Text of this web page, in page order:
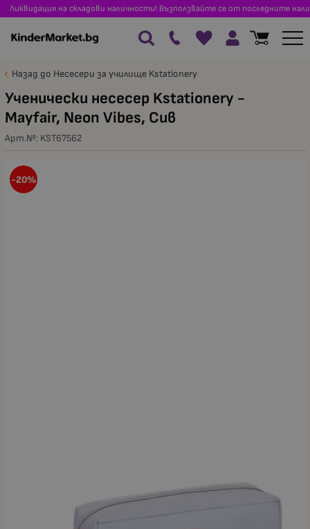
Ликвидация на складови наличности! Възползвайте се от последните
Назад до Несесери за училище Kstationery
Ученически несесер Kstationery -
Mayfair, Neon Vibes, Сив
Арт.№: KST67562
-20%